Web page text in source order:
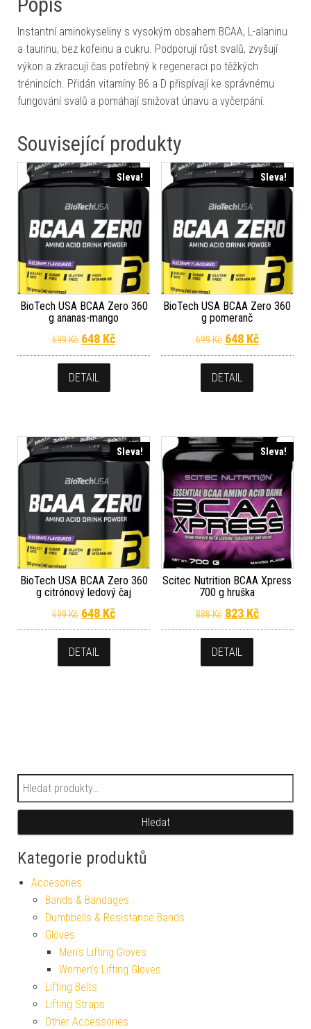
Instantní aminokyseliny s vysokým obsahem BCAA, L-alaninu
a taurinu, bez kofeinu a cukru. Podporují růst svalů, zvyšují
výkon a zkracují čas potřebný k regeneraci po těžkých
trénincích. Přidán vitamíny B6 a D přispívají ke správnému
fungování svalů a pomáhají snižovat únavu a vyčerpání.
Související produkty
Sleva!
BioTech USA BCAA Zero 360
g ananas-mango
699Kč Původní cena byla: 699 Kč.
648 KčAktuální cena je: 648 Kč.
DETAIL
Sleva!
BioTech USA BCAA Zero 360
g pomeranč
699Kč Původní cena
648 KčAktuální
DETAIL
Sleva!
BioTech USA BCAA Zero 360
g citrónový ledový čaj
699Kč Původní cena byla: 699 Kč.
648 KčAktuální cena je: 648 Kč.
DETAIL
Sleva!
Scitec Nutrition BCAA Xpress
700 g hruška
888Kč Původní cena
823 KčAktuální
DETAIL
Hledat:
Hledat
Kategorie produktů
Accesories
Bands & Bandages
Dumbbells & Resistance Bands
Gloves
Men's Lifting Gloves
Women's Lifting Gloves
Lifting Belts
Lifting Straps
Other Accessories